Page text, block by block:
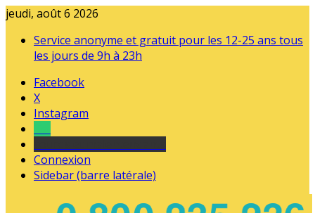
jeudi, août 6 2026
Service anonyme et gratuit pour les 12-25 ans tous
les jours de 9h à 23h
Facebook
X
Instagram
Connexion
Sidebar (barre latérale)